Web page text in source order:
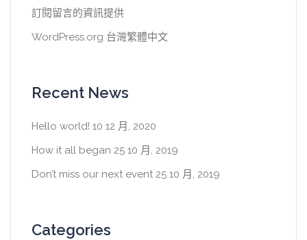
訂閱留言的資訊提供
WordPress.org 台灣繁體中文
Recent News
Hello world! 10 12 月, 2020
How it all began 25 10 月, 2019
Don’t miss our next event 25 10 月, 2019
Categories